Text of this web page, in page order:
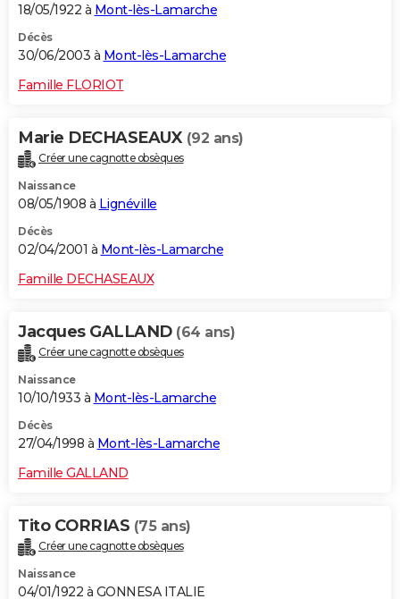
18/05/1922 à Mont-lès-Lamarche
Décès
30/06/2003 à Mont-lès-Lamarche
Famille FLORIOT
Marie DECHASEAUX (92 ans)
Créer une cagnotte obsèques
Naissance
08/05/1908 à Lignéville
Décès
02/04/2001 à Mont-lès-Lamarche
Famille DECHASEAUX
Jacques GALLAND (64 ans)
Créer une cagnotte obsèques
Naissance
10/10/1933 à Mont-lès-Lamarche
Décès
27/04/1998 à Mont-lès-Lamarche
Famille GALLAND
Tito CORRIAS (75 ans)
Créer une cagnotte obsèques
Naissance
04/01/1922 à GONNESA ITALIE